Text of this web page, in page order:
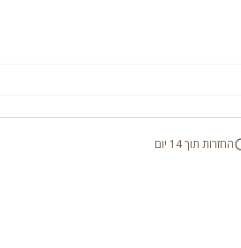
החזרות תוך 14 יום